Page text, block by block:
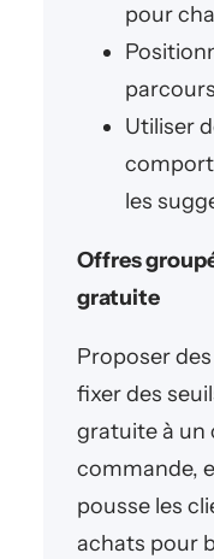
pour
Utiliser
les
Offres
gratuite
Proposer
fixer des
gratuite à un
commande,
pousse les
achats pour